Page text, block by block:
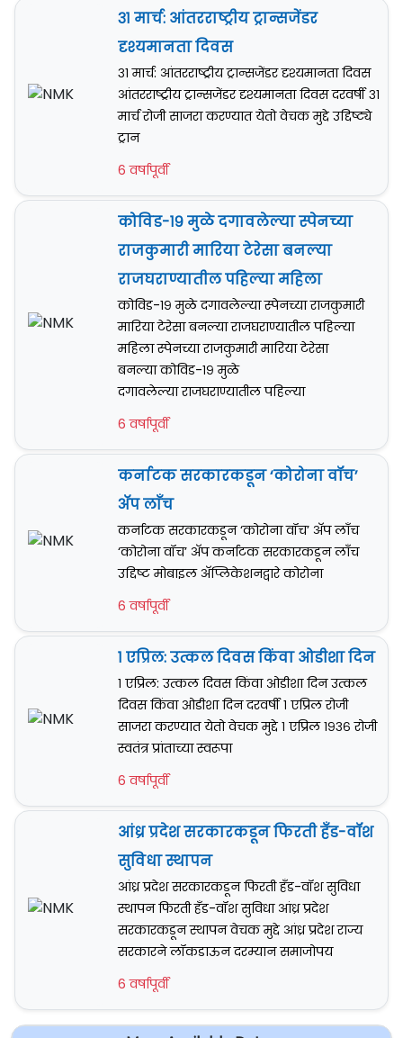
३१ मार्च: आंतरराष्ट्रीय ट्रान्सजेंडर
दृश्यमानता दिवस
३१ मार्च: आंतरराष्ट्रीय ट्रान्सजेंडर दृश्यमानता दिवस
आंतरराष्ट्रीय ट्रान्सजेंडर दृश्यमानता दिवस दरवर्षी ३१
मार्च रोजी साजरा करण्यात येतो वेचक मुद्दे उद्दिष्ट्ये
ट्रान
6 वर्षापूर्वी
कोविड-१९ मुळे दगावलेल्या स्पेनच्या
राजकुमारी मारिया टेरेसा बनल्या
राजघराण्यातील पहिल्या महिला
कोविड-१९ मुळे दगावलेल्या स्पेनच्या राजकुमारी
मारिया टेरेसा बनल्या राजघराण्यातील पहिल्या
महिला स्पेनच्या राजकुमारी मारिया टेरेसा
बनल्या कोविड-१९ मुळे
दगावलेल्या राजघराण्यातील पहिल्या
6 वर्षापूर्वी
कर्नाटक सरकारकडून ‘कोरोना वॉच’
अ‍ॅप लाँच
कर्नाटक सरकारकडून ‘कोरोना वॉच’ अ‍ॅप लाँच
‘कोरोना वॉच’ अ‍ॅप कर्नाटक सरकारकडून लाँच
उद्दिष्ट मोबाइल अ‍ॅप्लिकेशनद्वारे कोरोना
6 वर्षापूर्वी
१ एप्रिल: उत्कल दिवस किंवा ओडीशा दिन
१ एप्रिल: उत्कल दिवस किंवा ओडीशा दिन उत्कल
दिवस किंवा ओडीशा दिन दरवर्षी १ एप्रिल रोजी
साजरा करण्यात येतो वेचक मुद्दे १ एप्रिल १९३६ रोजी
स्वतंत्र प्रांताच्या स्वरूपा
6 वर्षापूर्वी
आंध्र प्रदेश सरकारकडून फिरती हँड-वॉश
सुविधा स्थापन
आंध्र प्रदेश सरकारकडून फिरती हँड-वॉश सुविधा
स्थापन फिरती हँड-वॉश सुविधा आंध्र प्रदेश
सरकारकडून स्थापन वेचक मुद्दे आंध्र प्रदेश राज्य
सरकारने लॉकडाऊन दरम्यान समाजोपय
6 वर्षापूर्वी